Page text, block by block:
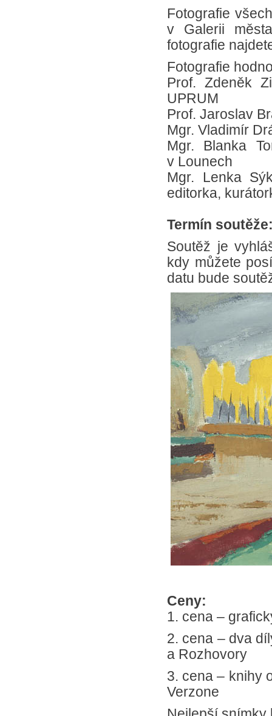
Fotografie
v Galerii
fotografie
Fotografie
Prof. Zdeněk
UPRUM
Prof. Jaroslav
Mgr. Vladimír
Mgr. Blanka
v Lounech
Mgr. Lenka
editorka,
Termín
Soutěž je
kdy můžete
datu bude
Ceny:
1. cena –
2. cena – dva
a Rozhovory
3. cena – knihy
Verzone